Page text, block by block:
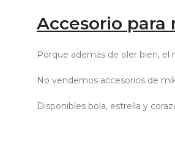
Accesorio
Porque además de oler bien,
No vendemos accesorios de
Disponibles bola, estrella y